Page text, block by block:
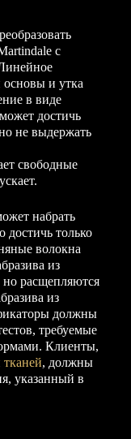
с
основы и утка
в виде
достичь
не выдержать
свободные
набрать
достичь только
волокна
из
расщепляются
из
должны
требуемые
Клиенты,
, должны
указанный в